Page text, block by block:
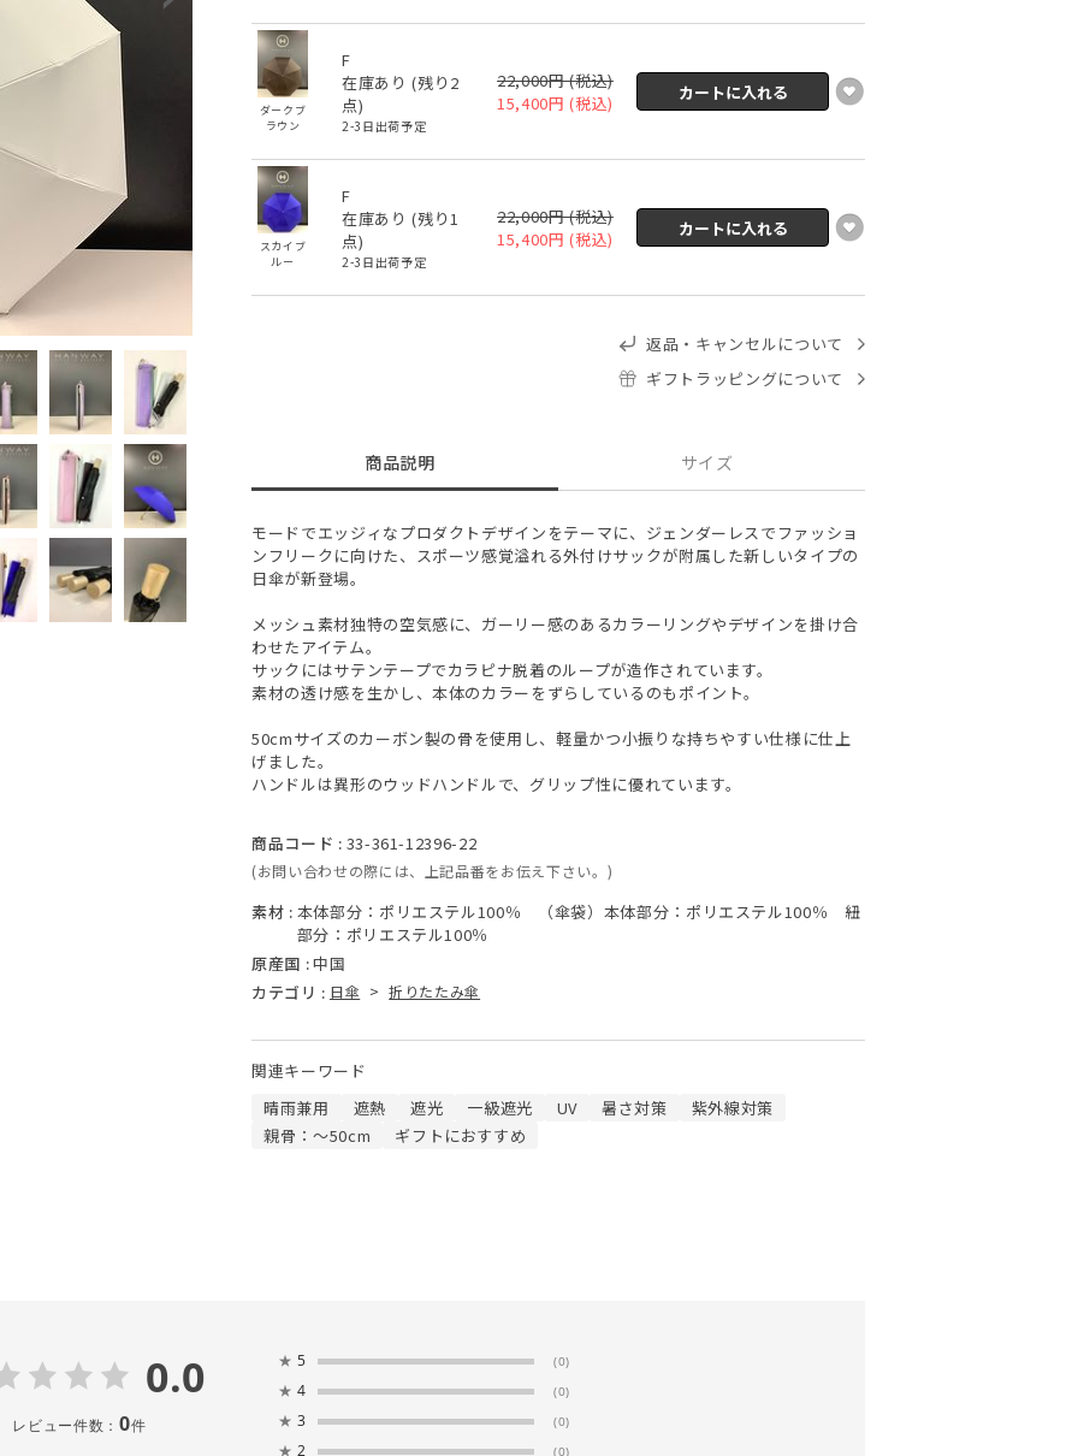
ダークブ
ラウン
F
在庫あり (残り 2
点)
2-3日出荷予定
22,000円 (税込)
15,400円 (税込)
スカイブ
ルー
F
在庫あり (残り1
点)
2-3日出荷予定
22,000円 (税込)
15,400円 (税込)
返品・キャンセルについて
ギフトラッピングについて
商品説明 サイズ
モードでエッジィなプロダクトデザインをテーマに、ジェンダーレスでファッショ
ンフリークに向けた、スポーツ感覚溢れる外付けサックが附属した新しいタイプの
日傘が新登場。
メッシュ素材独特の空気感に、ガーリー感のあるカラーリングやデザインを掛け合
わせたアイテム。
サックにはサテンテープでカラピナ脱着のループが造作されています。
素材の透け感を生かし、本体のカラーをずらしているのもポイント。
50cmサイズのカーボン製の骨を使用し、軽量かつ小振りな持ちやすい仕様に仕上
げました。
ハンドルは異形のウッドハンドルで、グリップ性に優れています。
商品コード : 33-361-12396-22
(お問い合わせの際には、上記品番をお伝え下さい。)
素材 : 本体部分：ポリエステル100％ （傘袋）本体部分：ポリエステル100％ 紐
部分：ポリエステル100％
原産国 :中国
カテゴリ : 日傘 > 折りたたみ傘
関連キーワード
晴雨兼用
遮熱 遮光 一級遮光 UV 暑さ対策
紫外線対策
親骨：～50cm
ギフトにおすすめ
0.0
レビュー件数： 0件
★ 5 (0)
★ 4 (0)
★ 3 (0)
★ 2 (0)